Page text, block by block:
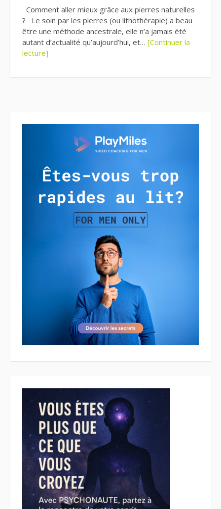
Comment aller mieux grâce aux pierres naturelles
? Le soin par les pierres (ou lithothérapie) a beau
être une méthode ancestrale, elle n’a jamais été
autant d’actualité qu’aujourd’hui, et… [Continuer la
lecture]